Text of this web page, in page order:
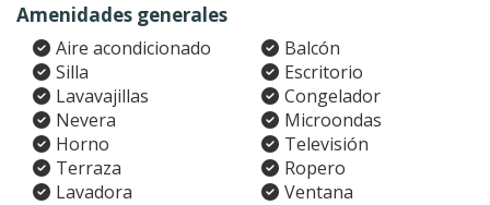
Amenidades generales
Aire acondicionado
Balcón
Silla
Escritorio
Lavavajillas
Congelador
Nevera
Microondas
Horno
Televisión
Terraza
Ropero
Lavadora
Ventana